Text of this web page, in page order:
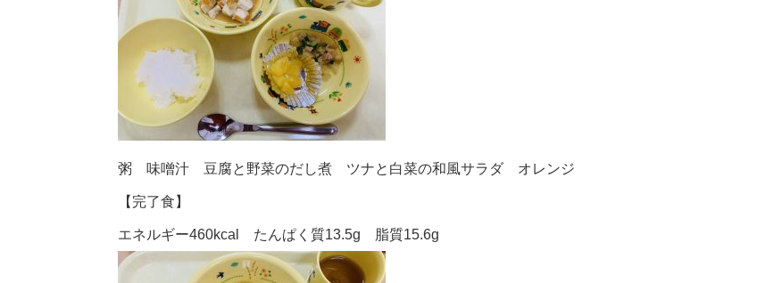
粥 味噌汁 豆腐と野菜のだし煮 ツナと白菜の和風サラダ オレンジ
【完了食】
エネルギー460kcal たんぱく質13.5g 脂質15.6g